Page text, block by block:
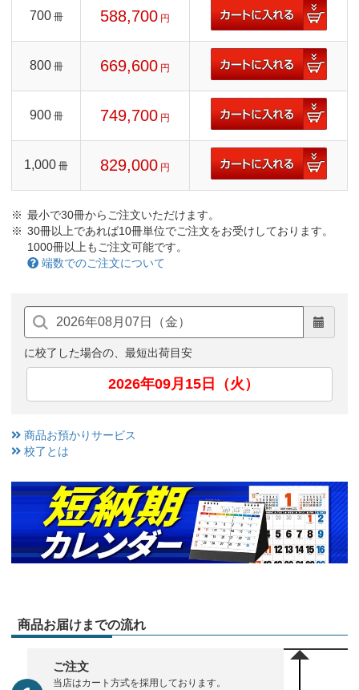
700 冊 588,700 円
800 冊 669,600 円
900 冊 749,700 円
1,000 冊 829,000 円
最小で30冊からご注文いただけます。
30冊以上であれば10冊単位でご注文をお受けしております。
1000冊以上もご注文可能です。
端数でのご注文について
に校了した場合の、最短出荷目安
2026年09月15日（火）
商品お預かりサービス
校了とは
商品お届けまでの流れ
ご注文
当店はカート方式を採用しております。